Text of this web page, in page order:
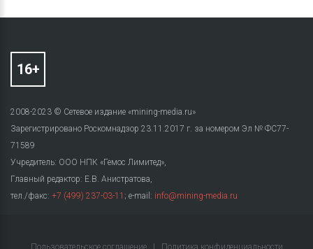
2008-2023 © Сетевое издание «mining-media.ru»
Зарегистрировано Роскомнадзор 23.11.2017 г. за номером Эл № ФС77-
71589
Учредитель: ООО НПК «Гемос Лимитед»,
Главный редактор: Е.В. Анистратова,
тел./факс: +7 (499) 237-03-11 ; e-mail: info@mining-media.ru
Пользовательское соглашение Политика конфиденциальности